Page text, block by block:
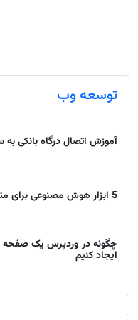
توسعه وب
آموزش اتصال درگاه بانکی
5 ابزار هوش مصنوعی برای متحول کردن ووکامرس
چگونه در وردپرس یک صفحه
ایجاد کنیم